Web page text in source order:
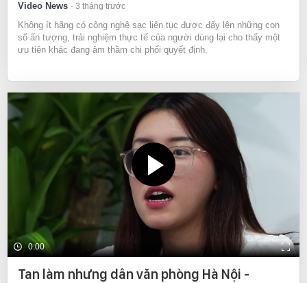
Video News 3 tháng trước
Không ít hãng có công nghệ sạc liên tục được đẩy lên những con
số ấn tượng, trải nghiệm thực tế của người dùng lại cho thấy một
ưu tiên khác đang âm thầm chi phối quyết định.
0:00
Tan làm nhưng dân văn phòng Hà Nội -